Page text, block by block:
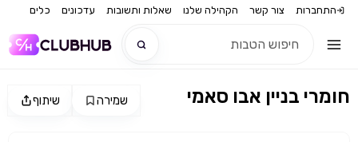
התחברות צור קשר הקהילה שלנו שאלות ותשובות עדכונים כלים
שיתוף שמירה חומרי בניין אבו סאמי